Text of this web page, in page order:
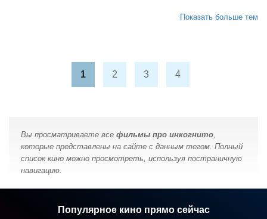
Показать больше тем
1 2 3 4
Вы просматриваете все фильмы про инкогнито,
которые представлены на сайте с данным тегом. Полный
список кино можно просмотреть, используя постраничную
навигацию.
Популярное кино прямо сейчас